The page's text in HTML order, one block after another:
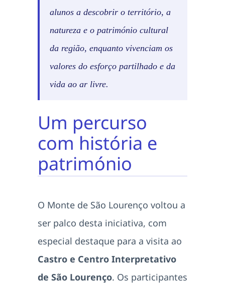
alunos a descobrir o território, a
natureza e o património cultural
da região, enquanto vivenciam os
valores do esforço partilhado e da
vida ao ar livre.
Um percurso
com história e
património
O Monte de São Lourenço voltou a
ser palco desta iniciativa, com
especial destaque para a visita ao
Castro e Centro Interpretativo
de São Lourenço. Os participantes